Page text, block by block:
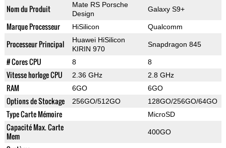
Nom du Produit
Mate RS Porsche
Design
Galaxy S9+
Marque Processeur HiSilicon Qualcomm
Processeur Principal
Huawei HiSilicon
KIRIN 970
Snapdragon 845
# Cores CPU 8 8
Vitesse horloge CPU 2.36 GHz 2.8 GHz
RAM 6GO 6GO
Options de Stockage 256GO/512GO 128GO/256GO/64GO
Type Carte Mémoire MicroSD
Capacité Max. Carte
Mem
400GO